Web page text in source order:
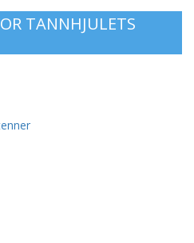
TANNHJULETS